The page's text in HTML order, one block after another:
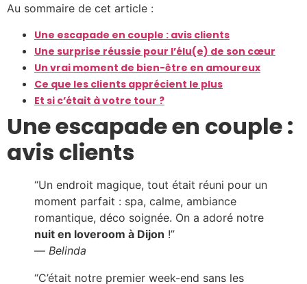
Au sommaire de cet article :
Une escapade en couple : avis clients
Une surprise réussie pour l’élu(e) de son cœur
Un vrai moment de bien-être en amoureux
Ce que les clients apprécient le plus
Et si c’était à votre tour ?
Une escapade en couple :
avis clients
“Un endroit magique, tout était réuni pour un
moment parfait : spa, calme, ambiance
romantique, déco soignée. On a adoré notre
nuit en loveroom à Dijon !”
— Belinda
“C’était notre premier week-end sans les